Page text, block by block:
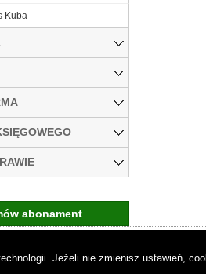
Kuba
abonament
Jeżeli nie zmienisz ustawień,